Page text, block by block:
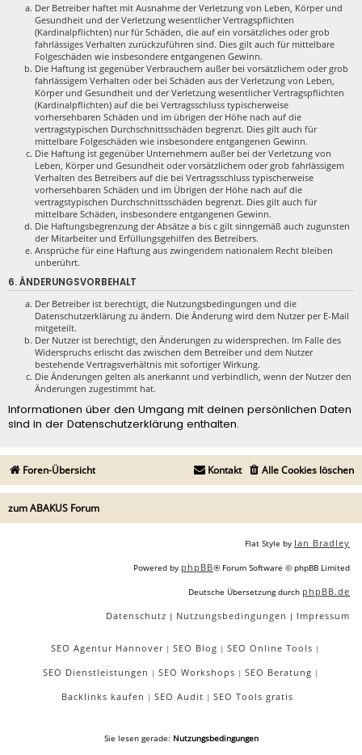
Der Betreiber haftet mit Ausnahme der Verletzung von Leben, Körper und
Gesundheit und der Verletzung wesentlicher Vertragspflichten
(Kardinalpflichten) nur für Schäden, die auf ein vorsätzliches oder grob
fahrlässiges Verhalten zurückzuführen sind. Dies gilt auch für mittelbare
Folgeschäden wie insbesondere entgangenen Gewinn.
Die Haftung ist gegenüber Verbrauchern außer bei vorsätzlichem oder grob
fahrlässigem Verhalten oder bei Schäden aus der Verletzung von Leben,
Körper und Gesundheit und der Verletzung wesentlicher Vertragspflichten
(Kardinalpflichten) auf die bei Vertragsschluss typischerweise
vorhersehbaren Schäden und im übrigen der Höhe nach auf die
vertragstypischen Durchschnittsschäden begrenzt. Dies gilt auch für
mittelbare Folgeschäden wie insbesondere entgangenen Gewinn.
Die Haftung ist gegenüber Unternehmern außer bei der Verletzung von
Leben, Körper und Gesundheit oder vorsätzlichem oder grob fahrlässigem
Verhalten des Betreibers auf die bei Vertragsschluss typischerweise
vorhersehbaren Schäden und im Übrigen der Höhe nach auf die
vertragstypischen Durchschnittsschäden begrenzt. Dies gilt auch für
mittelbare Schäden, insbesondere entgangenen Gewinn.
Die Haftungsbegrenzung der Absätze a bis c gilt sinngemäß auch zugunsten
der Mitarbeiter und Erfüllungsgehilfen des Betreibers.
Ansprüche für eine Haftung aus zwingendem nationalem Recht bleiben
unberührt.
6. ÄNDERUNGSVORBEHALT
Der Betreiber ist berechtigt, die Nutzungsbedingungen und die
Datenschutzerklärung zu ändern. Die Änderung wird dem Nutzer per E-Mail
mitgeteilt.
Der Nutzer ist berechtigt, den Änderungen zu widersprechen. Im Falle des
Widerspruchs erlischt das zwischen dem Betreiber und dem Nutzer
bestehende Vertragsverhältnis mit sofortiger Wirkung.
Die Änderungen gelten als anerkannt und verbindlich, wenn der Nutzer den
Änderungen zugestimmt hat.
Informationen über den Umgang mit deinen persönlichen Daten
sind in der Datenschutzerklärung enthalten.
Foren-Übersicht Alle Cookies löschen
Kontakt
zum ABAKUS Forum
Flat Style by Ian Bradley
Powered by phpBB® Forum Software © phpBB Limited
Deutsche Übersetzung durch phpBB.de
Datenschutz | Nutzungsbedingungen | Impressum
SEO Agentur Hannover| SEO Blog | SEO Online Tools |
SEO Dienstleistungen | SEO Workshops | SEO Beratung |
Backlinks kaufen | SEO Audit | SEO Tools gratis
Sie lesen gerade: Nutzungsbedingungen